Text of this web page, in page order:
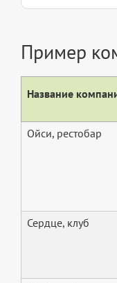
Пример
Название
Ойси, рестобар
Сердце, клуб